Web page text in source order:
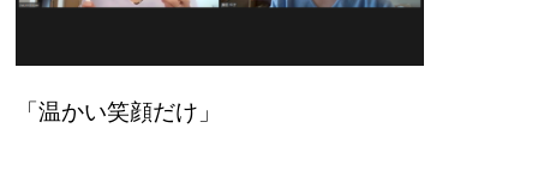
「温かい笑顔だけ」